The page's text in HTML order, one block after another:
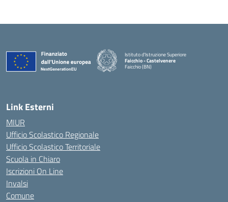
Istituto d'Istruzione Superiore
Faicchio - Castelvenere
Faicchio (BN)
Link Esterni
MIUR
Ufficio Scolastico Regionale
Ufficio Scolastico Territoriale
Scuola in Chiaro
Iscrizioni On Line
Invalsi
Comune